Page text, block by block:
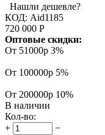
Нашли дешевле?
КОД: Aid1185
720 000 Р
Оптовые скидки:
От 51000р 3%
От 100000р 5%
От 200000р 10%
В наличии
Кол-во:
+
−